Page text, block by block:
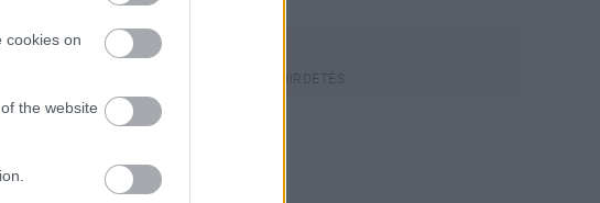
cookies on
the website